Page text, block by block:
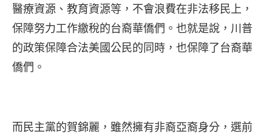
醫療資源、教育資源等，不會浪費在非法移民上，
保障努力工作繳稅的台裔華僑們。也就是說，川普
的政策保障合法美國公民的同時，也保障了台裔華
僑們。
而民主黨的賀錦麗，雖然擁有非裔亞裔身分，選前